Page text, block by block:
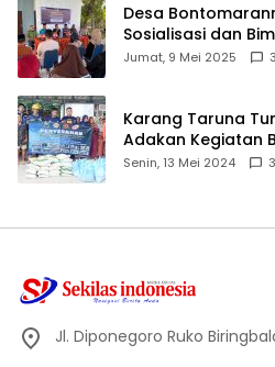
Desa
Sosialisasi dan
ID
Jumat, 9 Mei 2025
Karang Taruna
Adakan Kegiatan
Dhuafa dan Anak
Senin, 13 Mei 2024
Jl. Diponegoro Ruko